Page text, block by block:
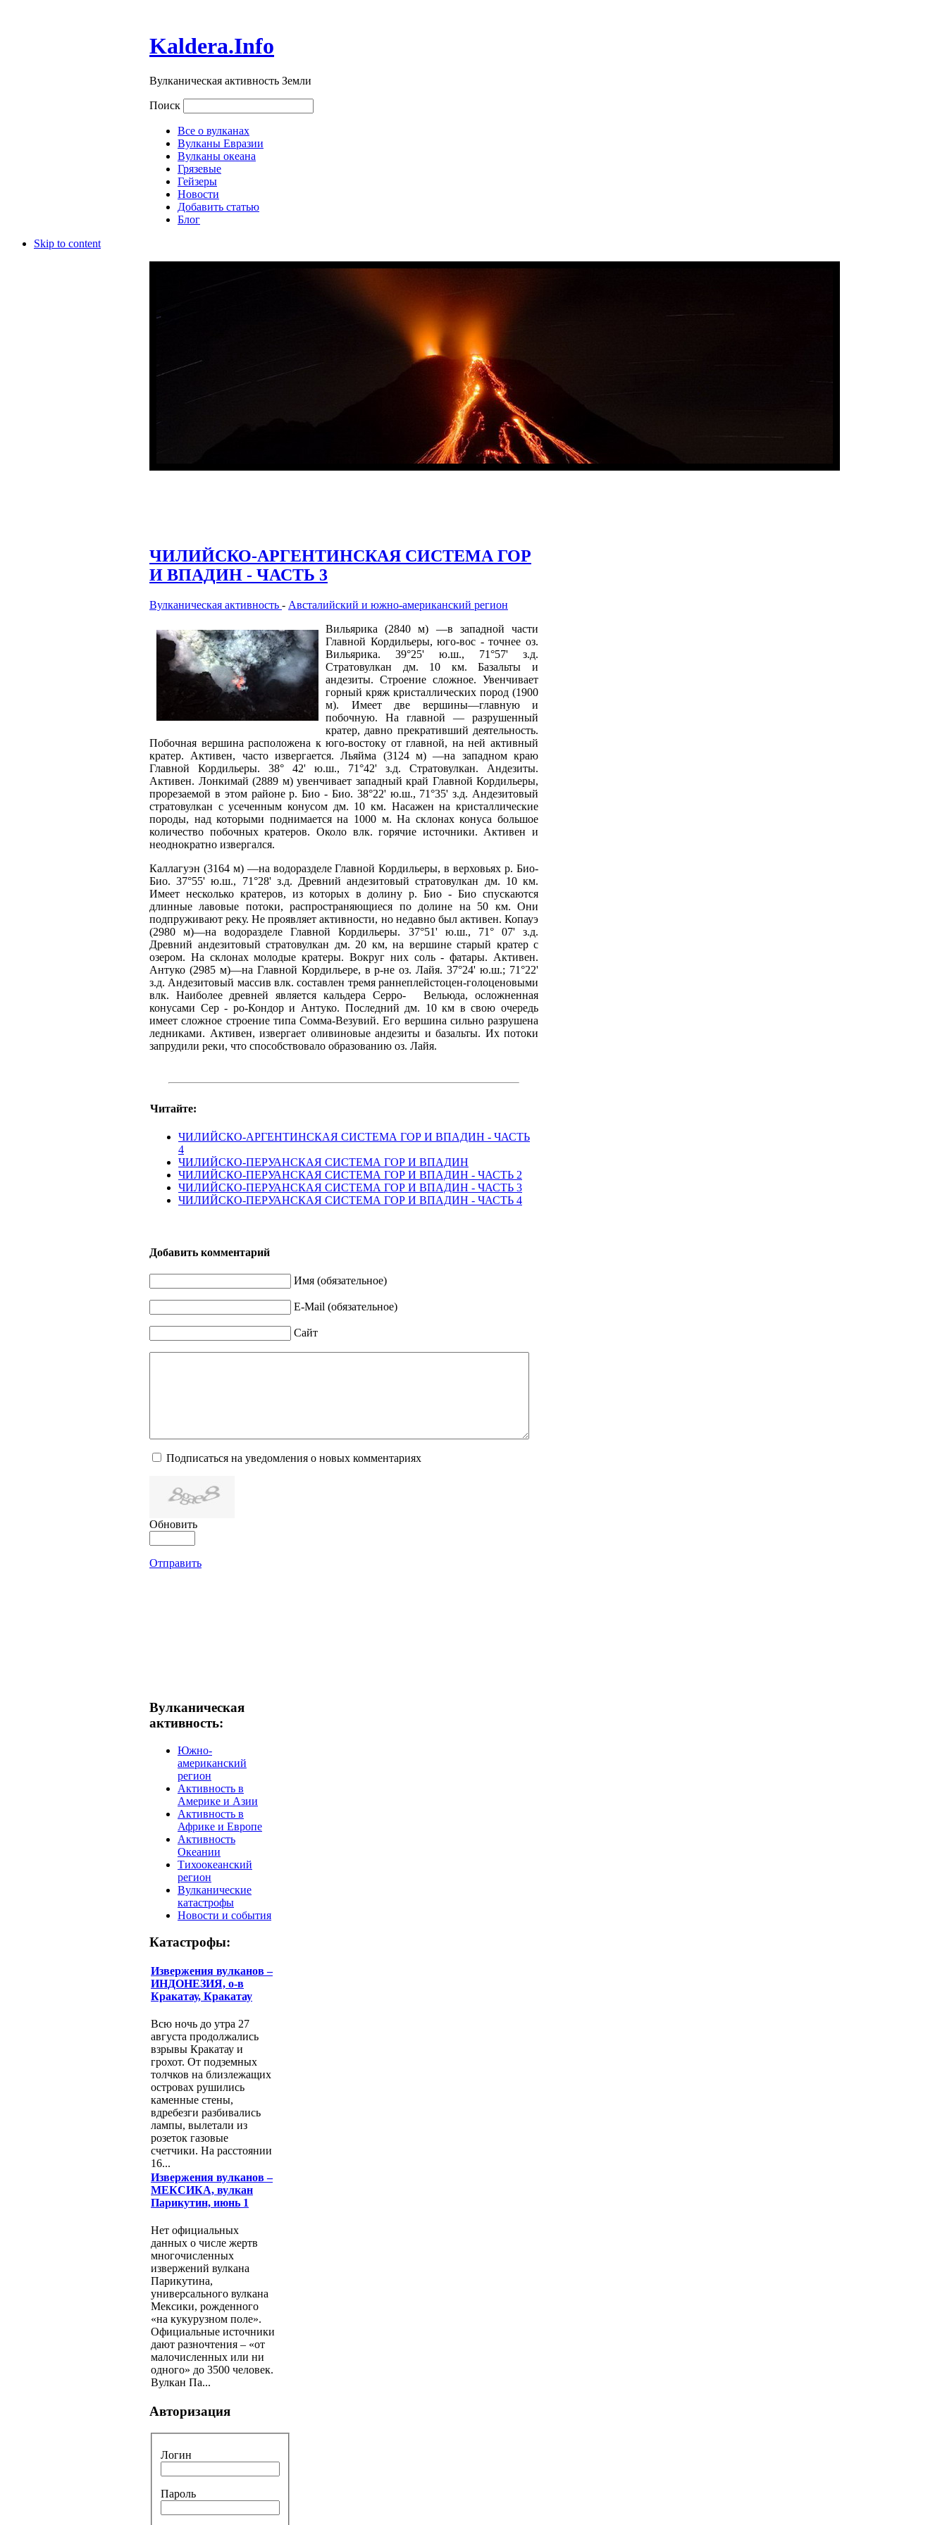
Kaldera.Info
Вулканическая активность Земли
Поиск
Все о вулканах
Вулканы Евразии
Вулканы океана
Грязевые
Гейзеры
Новости
Добавить статью
Блог
Skip to content
ЧИЛИЙСКО-АРГЕНТИНСКАЯ СИСТЕМА ГОР
И ВПАДИН - ЧАСТЬ 3
Вулканическая активность - Австалийский и южно-американский регион
Вильярика (2840 м) —в западной части
Главной Кордильеры, юго-вос - точнее оз.
Вильярика. 39°25' ю.ш., 71°57' з.д.
Стратовулкан дм. 10 км. Базальты и
андезиты. Строение сложное. Увенчивает
горный кряж кристаллических пород (1900
м). Имеет две вершины—главную и
побочную. На главной — разрушенный
кратер, давно прекративший деятельность.
Побочная вершина расположена к юго-востоку от главной, на ней активный
кратер. Активен, часто извергается. Льяйма (3124 м) —на западном краю
Главной Кордильеры. 38° 42' ю.ш., 71°42' з.д. Стратовулкан. Андезиты.
Активен. Лонкимай (2889 м) увенчивает западный край Главной Кордильеры,
прорезаемой в этом районе р. Био - Био. 38°22' ю.ш., 71°35' з.д. Андезитовый
стратовулкан с усеченным конусом дм. 10 км. Насажен на кристаллические
породы, над которыми поднимается на 1000 м. На склонах конуса большое
количество побочных кратеров. Около влк. горячие источники. Активен и
неоднократно извергался.
Каллагуэн (3164 м) —на водоразделе Главной Кордильеры, в верховьях р. Био-
Био. 37°55' ю.ш., 71°28' з.д. Древний андезитовый стратовулкан дм. 10 км.
Имеет несколько кратеров, из которых в долину р. Био - Био спускаются
длинные лавовые потоки, распространяющиеся по долине на 50 км. Они
подпруживают реку. Не проявляет активности, но недавно был активен. Копауэ
(2980 м)—на водоразделе Главной Кордильеры. 37°51' ю.ш., 71° 07' з.д.
Древний андезитовый стратовулкан дм. 20 км, на вершине старый кратер с
озером. На склонах молодые кратеры. Вокруг них соль - фатары. Активен.
Антуко (2985 м)—на Главной Кордильере, в р-не оз. Лайя. 37°24' ю.ш.; 71°22'
з.д. Андезитовый массив влк. составлен тремя раннеплейстоцен-голоценовыми
влк. Наиболее древней является кальдера Серро- Вельюда, осложненная
конусами Сер - ро-Кондор и Антуко. Последний дм. 10 км в свою очередь
имеет сложное строение типа Сомма-Везувий. Его вершина сильно разрушена
ледниками. Активен, извергает оливиновые андезиты и базальты. Их потоки
запрудили реки, что способствовало образованию оз. Лайя.
Читайте:
ЧИЛИЙСКО-АРГЕНТИНСКАЯ СИСТЕМА ГОР И ВПАДИН - ЧАСТЬ
4
ЧИЛИЙСКО-ПЕРУАНСКАЯ СИСТЕМА ГОР И ВПАДИН
ЧИЛИЙСКО-ПЕРУАНСКАЯ СИСТЕМА ГОР И ВПАДИН - ЧАСТЬ 2
ЧИЛИЙСКО-ПЕРУАНСКАЯ СИСТЕМА ГОР И ВПАДИН - ЧАСТЬ 3
ЧИЛИЙСКО-ПЕРУАНСКАЯ СИСТЕМА ГОР И ВПАДИН - ЧАСТЬ 4
Добавить комментарий
Имя (обязательное)
E-Mail (обязательное)
Сайт
Подписаться на уведомления о новых комментариях
Обновить
Отправить
Вулканическая
активность:
Южно-
американский
регион
Активность в
Америке и Азии
Активность в
Африке и Европе
Активность
Океании
Тихоокеанский
регион
Вулканические
катастрофы
Новости и события
Катастрофы:
Извержения вулканов –
ИНДОНЕЗИЯ, о-в
Кракатау, Кракатау
Всю ночь до утра 27
августа продолжались
взрывы Кракатау и
грохот. От подземных
толчков на близлежащих
островах рушились
каменные стены,
вдребезги разбивались
лампы, вылетали из
розеток газовые
счетчики. На расстоянии
16...
Извержения вулканов –
МЕКСИКА, вулкан
Парикутин, июнь 1
Нет официальных
данных о числе жертв
многочисленных
извержений вулкана
Парикутина,
универсального вулкана
Мексики, рожденного
«на кукурузном поле».
Официальные источники
дают разночтения – «от
малочисленных или ни
одного» до 3500 человек.
Вулкан Па...
Авторизация
Логин
Пароль